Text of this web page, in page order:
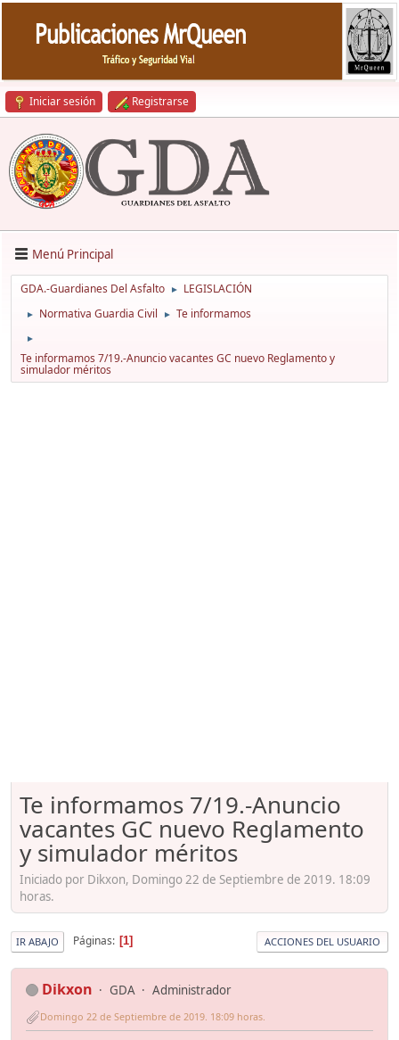
Iniciar sesión Registrarse
Menú Principal
GDA.-Guardianes Del Asfalto ► LEGISLACIÓN
► Normativa Guardia Civil ► Te informamos
►
Te informamos 7/19.-Anuncio vacantes GC nuevo Reglamento y
simulador méritos
Te informamos 7/19.-Anuncio
vacantes GC nuevo Reglamento
y simulador méritos
Iniciado por Dikxon, Domingo 22 de Septiembre de 2019. 18:09
horas.
IR ABAJO Páginas 1 ACCIONES DEL USUARIO
Dikxon GDA Administrador
Domingo 22 de Septiembre de 2019. 18:09 horas.